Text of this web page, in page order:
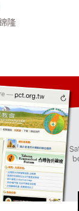
隆